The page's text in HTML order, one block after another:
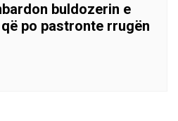
buldozerin e
po pastronte rrugën